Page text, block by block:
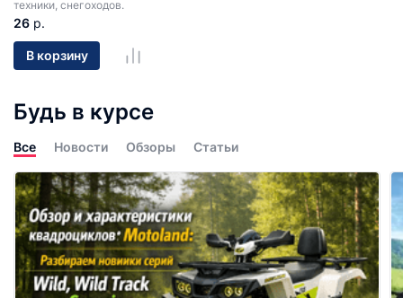
техники, снегоходов.
26 р.
В корзину
Будь в курсе
Все Новости Обзоры Статьи